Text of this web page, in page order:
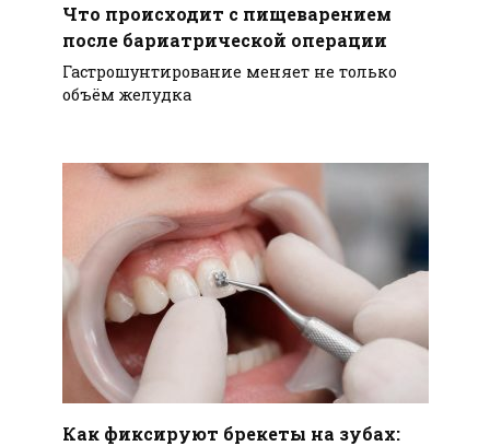
Что происходит с пищеварением
после бариатрической операции
Гастрошунтирование меняет не только
объём желудка
Как фиксируют брекеты на зубах: